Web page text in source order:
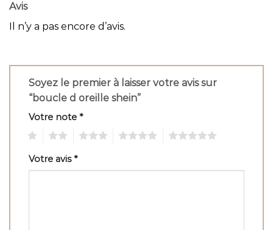
Avis
Il n’y a pas encore d’avis.
Soyez le premier à laisser votre avis sur
“boucle d oreille shein”
Votre note *
Votre avis*